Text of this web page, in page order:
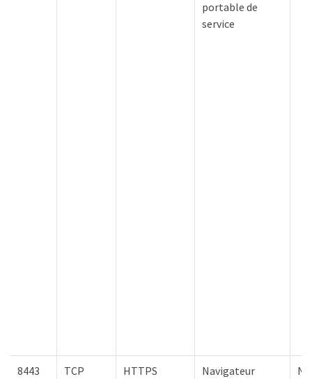
portable de
service
8443 TCP HTTPS Navigateur